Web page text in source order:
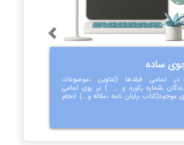
ساده
تمامی فیلدها (عناوین ،موضوعات
،شماره رکورد و .... ) بر روی تمامی
موجود(کتاب ،پایان نامه ،مقاله و...) انجام
Previous